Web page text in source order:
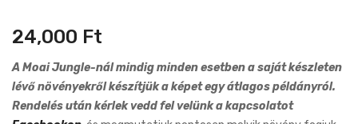
24,000 Ft
A Moai Jungle-nál mindig minden esetben a saját készleten
lévő növényekről készítjük a képet egy átlagos példányról.
Rendelés után kérlek vedd fel velünk a kapcsolatot